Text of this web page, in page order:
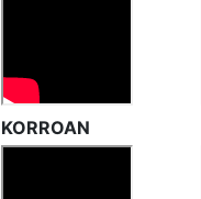
KORROAN